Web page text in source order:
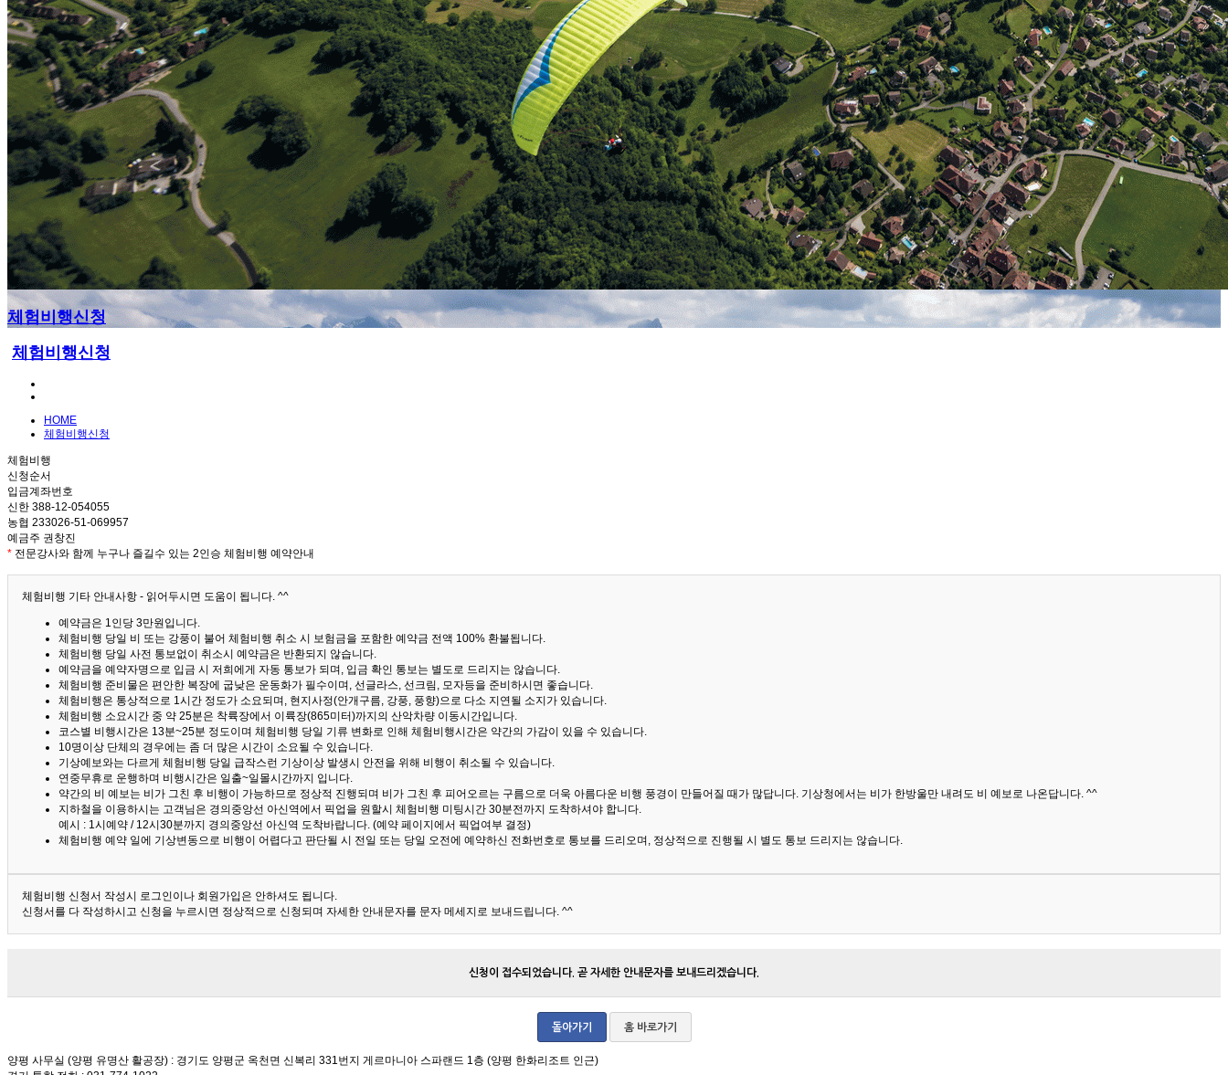
체험비행신청
체험비행신청
HOME
체험비행신청
체험비행
신청순서
입금계좌번호
신한 388-12-054055
농협 233026-51-069957
예금주 권창진
* 전문강사와 함께 누구나 즐길수 있는 2인승 체험비행 예약안내
체험비행 기타 안내사항 - 읽어두시면 도움이 됩니다. ^^
예약금은 1인당 3만원입니다.
체험비행 당일 비 또는 강풍이 불어 체험비행 취소 시 보험금을 포함한 예약금 전액 100% 환불됩니다.
체험비행 당일 사전 통보없이 취소시 예약금은 반환되지 않습니다.
예약금을 예약자명으로 입금 시 저희에게 자동 통보가 되며, 입금 확인 통보는 별도로 드리지는 않습니다.
체험비행 준비물은 편안한 복장에 굽낮은 운동화가 필수이며, 선글라스, 선크림, 모자등을 준비하시면 좋습니다.
체험비행은 통상적으로 1시간 정도가 소요되며, 현지사정(안개구름, 강풍, 풍향)으로 다소 지연될 소지가 있습니다.
체험비행 소요시간 중 약 25분은 착륙장에서 이륙장(865미터)까지의 산악차량 이동시간입니다.
코스별 비행시간은 13분~25분 정도이며 체험비행 당일 기류 변화로 인해 체험비행시간은 약간의 가감이 있을 수 있습니다.
10명이상 단체의 경우에는 좀 더 많은 시간이 소요될 수 있습니다.
기상예보와는 다르게 체험비행 당일 급작스런 기상이상 발생시 안전을 위해 비행이 취소될 수 있습니다.
연중무휴로 운행하며 비행시간은 일출~일몰시간까지 입니다.
약간의 비 예보는 비가 그친 후 비행이 가능하므로 정상적 진행되며 비가 그친 후 피어오르는 구름으로 더욱 아름다운 비행 풍경이 만들어질 때가 많답니다. 기상청에서는 비가 한방울만 내려도 비 예보로 나온답니다. ^^
지하철을 이용하시는 고객님은 경의중앙선 아신역에서 픽업을 원할시 체험비행 미팅시간 30분전까지 도착하셔야 합니다.
예시 : 1시예약 / 12시30분까지 경의중앙선 아신역 도착바랍니다. (예약 페이지에서 픽업여부 결정)
체험비행 예약 일에 기상변동으로 비행이 어렵다고 판단될 시 전일 또는 당일 오전에 예약하신 전화번호로 통보를 드리오며, 정상적으로 진행될 시 별도 통보 드리지는 않습니다.
체험비행 신청서 작성시 로그인이나 회원가입은 안하셔도 됩니다.
신청서를 다 작성하시고 신청을 누르시면 정상적으로 신청되며 자세한 안내문자를 문자 메세지로 보내드립니다. ^^
신청이 접수되었습니다. 곧 자세한 안내문자를 보내드리겠습니다.
돌아가기 홈 바로가기
양평 사무실 (양평 유명산 활공장) : 경기도 양평군 옥천면 신복리 331번지 게르마니아 스파랜드 1층 (양평 한화리조트 인근)